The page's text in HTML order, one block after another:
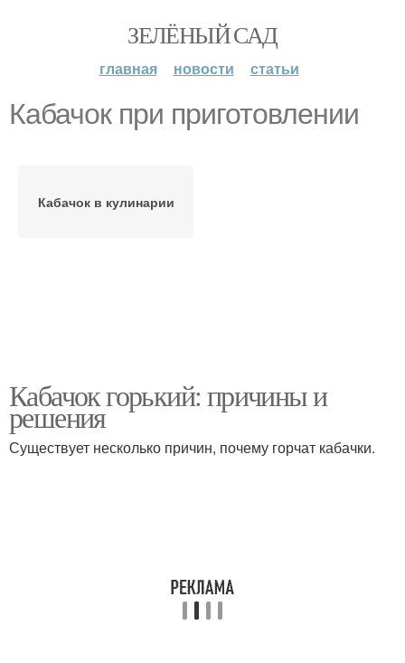
ЗЕЛЁНЫЙ САД
главная новости статьи
Кабачок при приготовлении
Кабачок в кулинарии
Кабачок горький: причины и
решения
Существует несколько причин, почему горчат кабачки.